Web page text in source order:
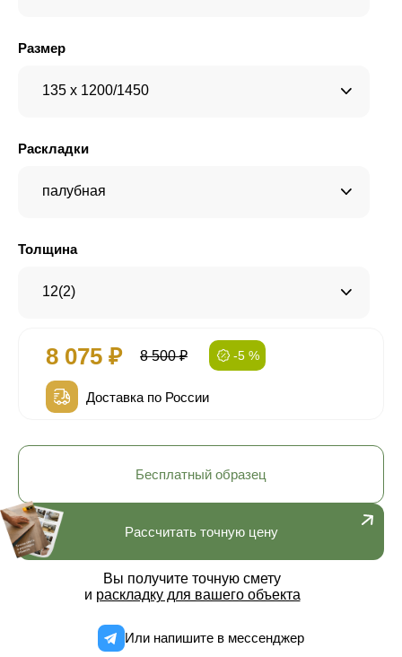
Размер
135 x 1200/1450
Раскладки
палубная
Толщина
12(2)
8 075 ₽ 8 500 ₽ -5 %
Доставка по России
Рассчитать точную цену
Вы получите точную смету
и раскладку для вашего объекта
Или напишите в мессенджер
Бесплатный образец